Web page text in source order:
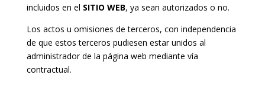
incluidos en el SITIO WEB, ya sean autorizados o no.
Los actos u omisiones de terceros, con independencia
de que estos terceros pudiesen estar unidos al
administrador de la página web mediante vía
contractual.